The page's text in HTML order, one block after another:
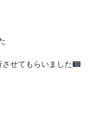
せてもらいました